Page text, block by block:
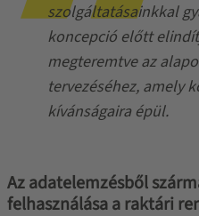
szolgáltatásainkkal
koncepció előtt
megteremtve az
tervezéséhez, amely
kívánságaira épül.
Az adatelemzésből
felhasználása a raktári